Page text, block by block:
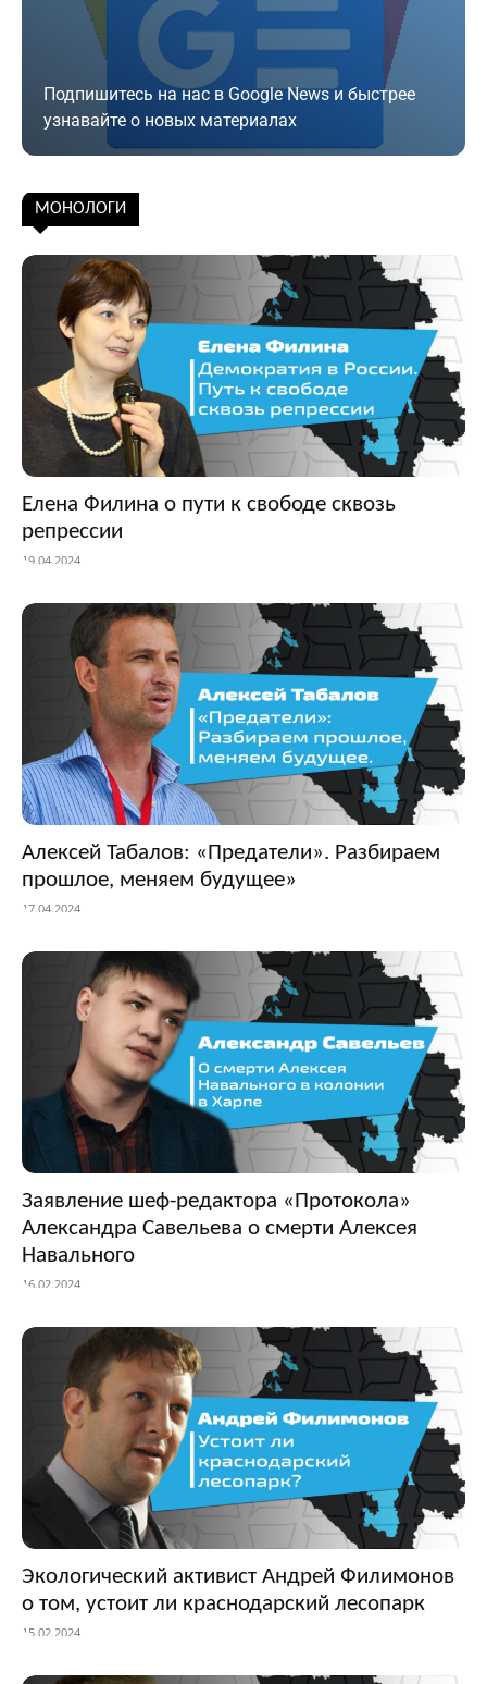
Подпишитесь на нас в Google News и быстрее
узнавайте о новых материалах
Подписаться
МОНОЛОГИ
Елена Филина о пути к свободе сквозь
репрессии
19.04.2024
Алексей Табалов: «Предатели». Разбираем
прошлое, меняем будущее»
17.04.2024
Заявление шеф-редактора «Протокола»
Александра Савельева о смерти Алексея
Навального
16.02.2024
Экологический активист Андрей Филимонов
о том, устоит ли краснодарский лесопарк
15.02.2024